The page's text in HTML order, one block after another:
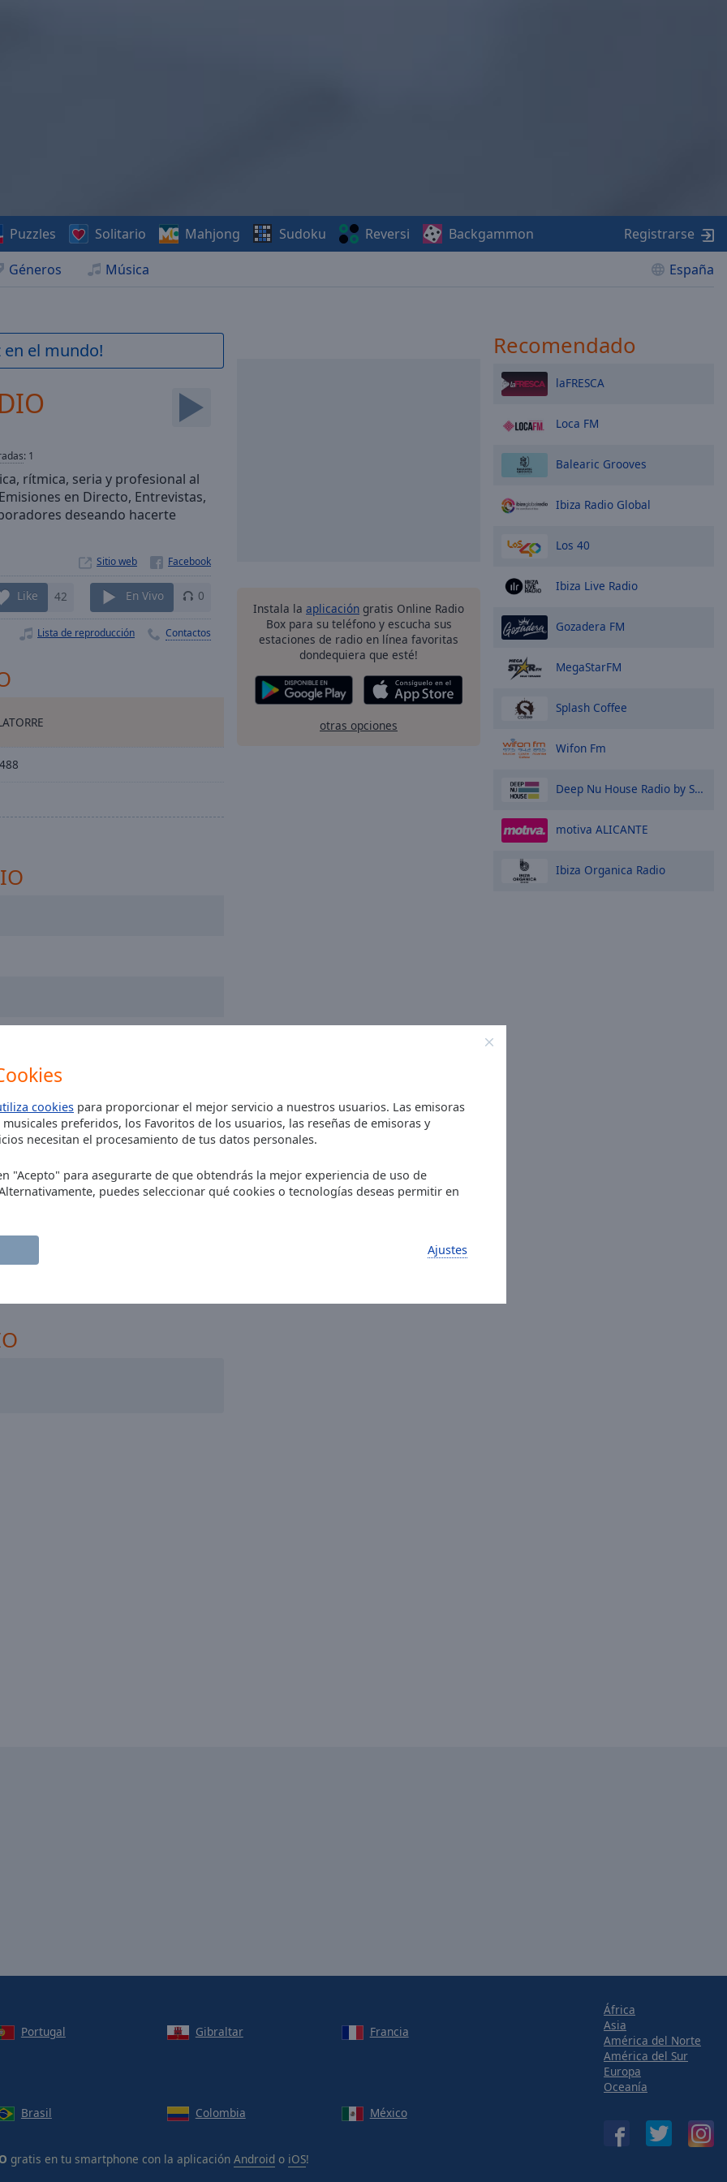
cookies para proporcionar el mejor servicio a nuestros usuarios. Las emisoras
preferidos, los Favoritos de los usuarios, las reseñas de emisoras y
necesitan el procesamiento de tus datos personales.
"Acepto" para asegurarte de que obtendrás la mejor experiencia de uso de
puedes seleccionar qué cookies o tecnologías deseas permitir en
Ajustes
Géneros Música España
Puzzles Solitario Mahjong Sudoku Reversi Backgammon Registrarse
en el mundo!
: 1
rítmica, seria y profesional al
en Directo, Entrevistas,
deseando hacerte
Sitio web
Like 42 En Vivo 0
Lista de reproducción Contactos
Instala la aplicación gratis Online Radio
Box para su teléfono y escucha sus
estaciones de radio en línea favoritas
dondequiera que esté!
otras opciones
Recomendado
laFRESCA
Loca FM
Balearic Grooves
Ibiza Radio Global
Los 40
Ibiza Live Radio
Gozadera FM
MegaStarFM
Splash Coffee
Wifon Fm
Deep Nu House Radio by SO&SO
motiva ALICANTE
Ibiza Organica Radio
Portugal Gibraltar
Francia
Brasil Colombia México
gratis en tu smartphone con la aplicación Android o iOS!
África
Asia
América del Norte
América del Sur
Europa
Oceanía